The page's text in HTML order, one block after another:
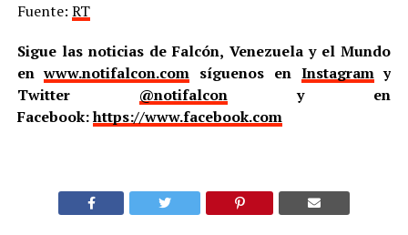
Fuente: RT
Sigue las noticias de Falcón, Venezuela y el Mundo
enwww.notifalcon.com síguenos en Instagramy
Twitter @notifalcony en
Facebook:https://www.facebook.com